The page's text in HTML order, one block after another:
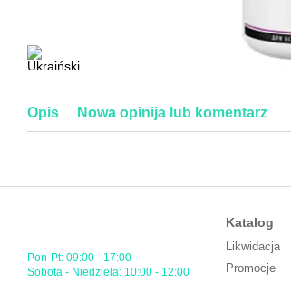
Opis Nowa opinija lub komentarz
Pon-Pt: 09:00 - 17:00
Sobota - Niedziela: 10:00 - 12:00
Katalog
Likwidacja
Promocje